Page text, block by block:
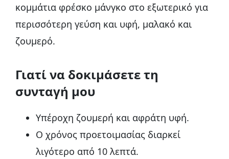
κομμάτια φρέσκο μάνγκο στο εξωτερικό για
περισσότερη γεύση και υφή, μαλακό και
ζουμερό.
Γιατί να δοκιμάσετε τη
συνταγή μου
Υπέροχη ζουμερή και αφράτη υφή.
Ο χρόνος προετοιμασίας διαρκεί
λιγότερο από 10 λεπτά.